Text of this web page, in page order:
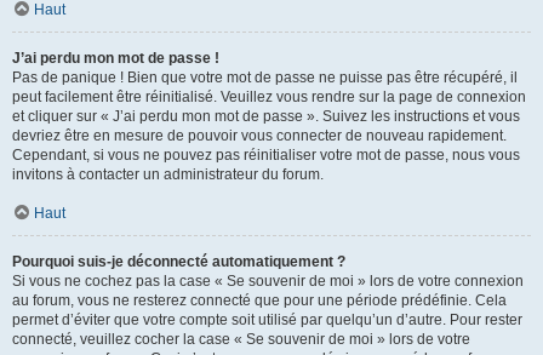
Haut
J’ai perdu mon mot de passe !
Pas de panique ! Bien que votre mot de passe ne puisse pas être récupéré, il
peut facilement être réinitialisé. Veuillez vous rendre sur la page de connexion
et cliquer sur « J’ai perdu mon mot de passe ». Suivez les instructions et vous
devriez être en mesure de pouvoir vous connecter de nouveau rapidement.
Cependant, si vous ne pouvez pas réinitialiser votre mot de passe, nous vous
invitons à contacter un administrateur du forum.
Haut
Pourquoi suis-je déconnecté automatiquement ?
Si vous ne cochez pas la case « Se souvenir de moi » lors de votre connexion
au forum, vous ne resterez connecté que pour une période prédéfinie. Cela
permet d’éviter que votre compte soit utilisé par quelqu’un d’autre. Pour rester
connecté, veuillez cocher la case « Se souvenir de moi » lors de votre